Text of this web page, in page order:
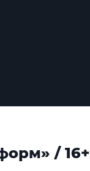
/ 16+